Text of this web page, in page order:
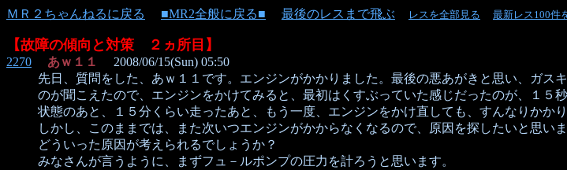
ＭＲ２ちゃんねるに戻る ■MR2全般に戻る■ 最後のレスまで飛ぶ レスを全部見る 最新レス100件
【故障の傾向と対策 ２ヵ所目】
2270 あｗ１１
2008/06/15(Sun) 05:50
先日、質問をした、あｗ１１です。エンジンがかかりました。最後の悪あがきと思い、ガ
のが聞こえたので、エンジンをかけてみると、最初はくすぶっていた感じだったのが、１
状態のあと、１５分くらい走ったあと、もう一度、エンジンをかけ直しても、すんなりかかり
しかし、このままでは、また次いつエンジンがかからなくなるので、原因を探したいと思いま
どういった原因が考えられるでしょうか？
みなさんが言うように、まずフュ－ルポンプの圧力を計ろうと思います。